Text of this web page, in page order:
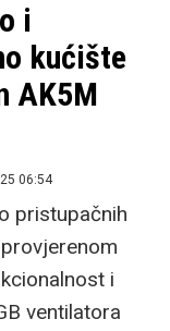
2x USB-A 3.0 (5
ATX (do 330 mm)
s prednje strane
stranica, cable
mogućnosti po
prostor u
kvalitetni
i
kućište
AK5M
06:54
pristupačnih
i
ventilatora